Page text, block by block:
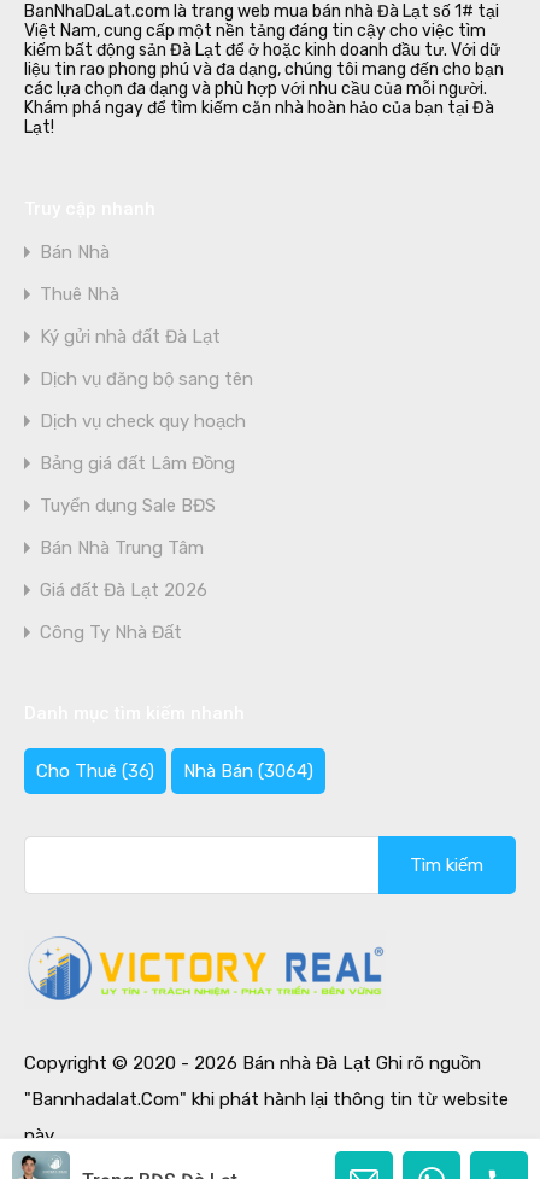
BanNhaDaLat.com là trang web mua bán nhà Đà Lạt số 1# tại
Việt Nam, cung cấp một nền tảng đáng tin cậy cho việc tìm
kiếm bất động sản Đà Lạt để ở hoặc kinh doanh đầu tư. Với dữ
liệu tin rao phong phú và đa dạng, chúng tôi mang đến cho bạn
các lựa chọn đa dạng và phù hợp với nhu cầu của mỗi người.
Khám phá ngay để tìm kiếm căn nhà hoàn hảo của bạn tại Đà
Lạt!
Bán Nhà
Thuê Nhà
Ký gửi nhà đất Đà Lạt
Dịch vụ đăng bộ sang tên
Dịch vụ check quy hoạch
Bảng giá đất Lâm Đồng
Tuyển dụng Sale BĐS
Bán Nhà Trung Tâm
Giá đất Đà Lạt 2026
Công Ty Nhà Đất
Cho Thuê (36) Nhà Bán (3064)
kiếm
cho:
Copyright © 2020 - 2026 Bán nhà Đà Lạt Ghi rõ nguồn
"Bannhadalat.Com" khi phát hành lại thông tin từ website
này.
Designed by
Ban Nha Da Lat